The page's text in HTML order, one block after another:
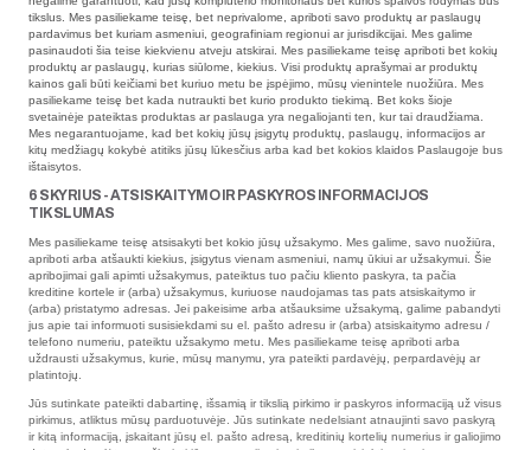
tikslus. Mes pasiliekame teisę, bet neprivalome, apriboti savo produktų ar paslaugų
pardavimus bet kuriam asmeniui, geografiniam regionui ar jurisdikcijai. Mes galime
pasinaudoti šia teise kiekvienu atveju atskirai. Mes pasiliekame teisę apriboti bet kokių
produktų ar paslaugų, kurias siūlome, kiekius. Visi produktų aprašymai ar produktų
kainos gali būti keičiami bet kuriuo metu be įspėjimo, mūsų vienintele nuožiūra. Mes
pasiliekame teisę bet kada nutraukti bet kurio produkto tiekimą. Bet koks šioje
svetainėje pateiktas produktas ar paslauga yra negaliojanti ten, kur tai draudžiama.
Mes negarantuojame, kad bet kokių jūsų įsigytų produktų, paslaugų, informacijos ar
kitų medžiagų kokybė atitiks jūsų lūkesčius arba kad bet kokios klaidos Paslaugoje bus
ištaisytos.
6 SKYRIUS - ATSISKAITYMO IR PASKYROS INFORMACIJOS
TIKSLUMAS
Mes pasiliekame teisę atsisakyti bet kokio jūsų užsakymo. Mes galime, savo nuožiūra,
apriboti arba atšaukti kiekius, įsigytus vienam asmeniui, namų ūkiui ar užsakymui. Šie
apribojimai gali apimti užsakymus, pateiktus tuo pačiu kliento paskyra, ta pačia
kreditine kortele ir (arba) užsakymus, kuriuose naudojamas tas pats atsiskaitymo ir
(arba) pristatymo adresas. Jei pakeisime arba atšauksime užsakymą, galime pabandyti
jus apie tai informuoti susisiekdami su el. pašto adresu ir (arba) atsiskaitymo adresu /
telefono numeriu, pateiktu užsakymo metu. Mes pasiliekame teisę apriboti arba
uždrausti užsakymus, kurie, mūsų manymu, yra pateikti pardavėjų, perpardavėjų ar
platintojų.
Jūs sutinkate pateikti dabartinę, išsamią ir tikslią pirkimo ir paskyros informaciją už visus
pirkimus, atliktus mūsų parduotuvėje. Jūs sutinkate nedelsiant atnaujinti savo paskyrą
ir kitą informaciją, įskaitant jūsų el. pašto adresą, kreditinių kortelių numerius ir galiojimo